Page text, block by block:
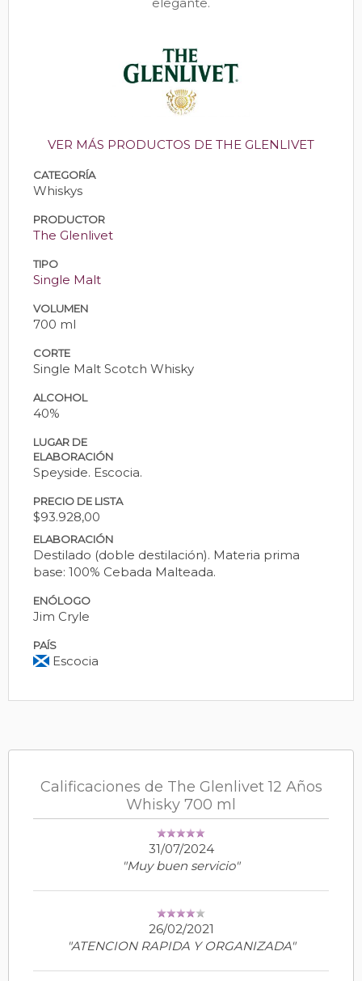
VER MÁS PRODUCTOS DE THE GLENLIVET
CATEGORÍA
Whiskys
PRODUCTOR
The Glenlivet
TIPO
Single Malt
VOLUMEN
700 ml
CORTE
Single Malt Scotch Whisky
ALCOHOL
40%
LUGAR DE
ELABORACIÓN
Speyside. Escocia.
PRECIO DE LISTA
$93.928,00
ELABORACIÓN
Destilado (doble destilación). Materia prima
base: 100% Cebada Malteada.
ENÓLOGO
Jim Cryle
PAÍS
Escocia
Calificaciones de The Glenlivet 12 Años
Whisky 700 ml
31/07/2024
"Muy buen servicio"
26/02/2021
"ATENCION RAPIDA Y ORGANIZADA"